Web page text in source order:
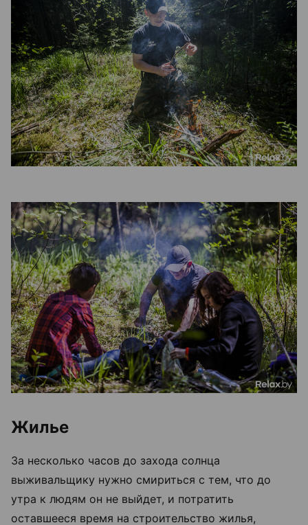
Жилье
За несколько часов до захода солнца
выживальщику нужно смириться с тем, что до
утра к людям он не выйдет, и потратить
оставшееся время на строительство жилья,